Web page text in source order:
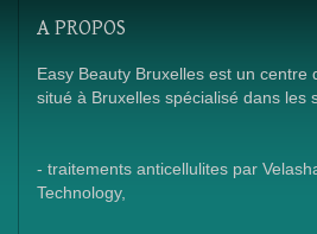
APROPOS
Easy Beauty Bruxelles est un centre
situé à Bruxelles spécialisé dans les
- traitements anticellulites par
Technology,